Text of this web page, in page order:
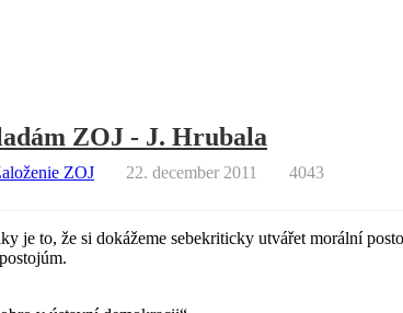
ZOJ - J. Hrubala
ZOJ 22. december 2011 4043
je to, že si dokážeme sebekriticky utvářet morální